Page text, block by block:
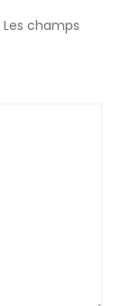
Les champs